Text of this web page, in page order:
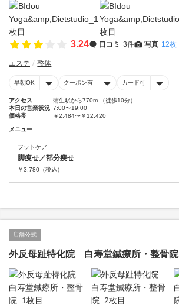
3.24 口コミ 3件 写真 12枚
エステ 整体
早朝OK クーポン有 カード可
アクセス
蒲生駅から770m （徒歩10分）
本日の営業状況 7:00〜19:00
価格帯
￥2,484〜￥12,420
メニュー
フットケア
脚痩せ／部分痩せ
￥3,780 （税込）
店舗公式
外反母趾特化院 白寿堂鍼療所・整骨院